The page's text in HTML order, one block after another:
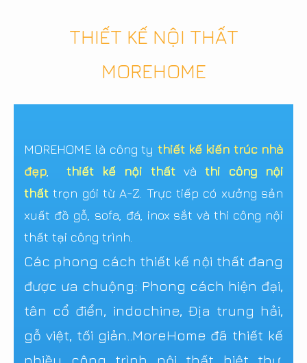
THIẾT KẾ NỘI THẤT
MOREHOME
MOREHOME là công ty thiết kế kiến trúc nhà
đẹp
thiết kế nội thấtvàthi công nội
thất trọn gói từ A-Z. Trực tiếp có xưởng sản
xuất đồ gỗ, sofa, đá, inox sắt và thi công nội
thất tại công trình.
Các phong cách thiết kế nội thất đang
được ưa chuộng: Phong cách hiện đại,
tân cổ điển, indochine, Địa trung hải,
gỗ việt, tối giản..MoreHome đã thiết kế
nhiều công trình nội thất biệt thự,